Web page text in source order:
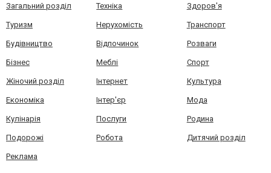
Загальний розділ Техніка Здоров'я
Туризм Нерухомість Транспорт
Будівництво Відпочинок Розваги
Бізнес Меблі Спорт
Жіночий розділ Інтернет Культура
Економіка Інтер'єр Мода
Кулінарія Послуги Родина
Подорожі Робота Дитячий розділ
Реклама